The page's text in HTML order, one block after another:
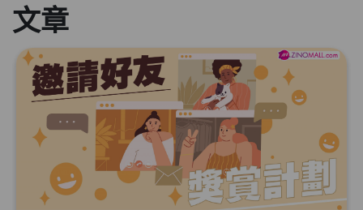
文章